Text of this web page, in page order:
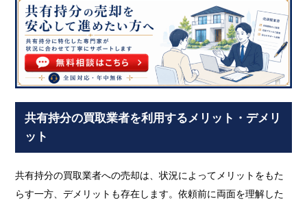
共有持分の買取業者を利用するメリット・デメリ
ット
共有持分の買取業者への売却は、状況によってメリットをもた
らす一方、デメリットも存在します。依頼前に両面を理解した